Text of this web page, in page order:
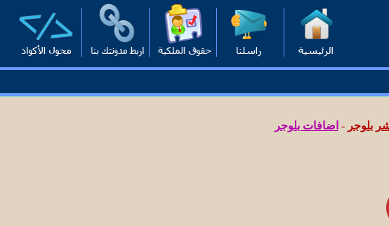
بلوجر - اضافات بلوجر